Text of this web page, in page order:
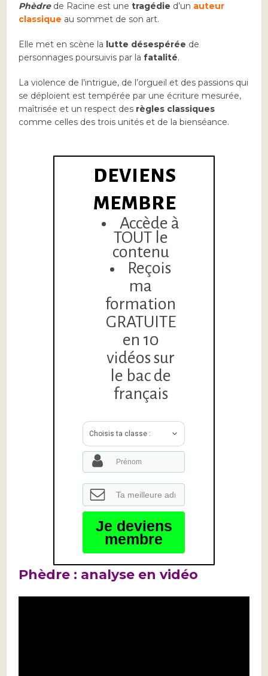
Phèdre de Racine est unetragédie d’un auteur
classique au sommet de son art.
Elle met en scène la lutte désespérée de
personnages poursuivis par lafatalité.
La violence de l’intrigue, de l’orgueil et des passions qui
se déploient est tempérée par une écriture mesurée,
maîtrisée et un respect des règles classiques
comme celles des trois unités et de la bienséance.
DEVIENS
MEMBRE
Accède à
TOUT le
contenu
Reçois
ma
formation
GRATUITE
en 10
vidéos sur
le bac de
français
Choisis ta classe :
Je deviens
membre
Phèdre : analyse en vidéo